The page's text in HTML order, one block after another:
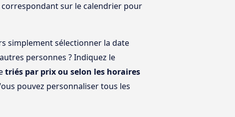
sur le calendrier pour
simplement sélectionner la date
personnes ? Indiquez le
triés par prix ou selon les horaires
pouvez personnaliser tous les